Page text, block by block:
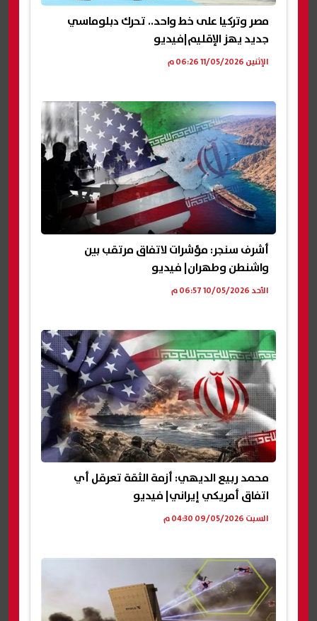
مصر وتركيا على خط واحد.. تحرك دبلوماسي
جديد يهز الإقليم|فيديو
الإثنين 11/05/2026 06:26 م
أشرف سنجر: مؤشرات لاتفاق مرتقب بين
واشنطن وطهران| فيديو
الأحد 10/05/2026 06:57 م
محمد ربيع الديهي: أزمة الثقة تعرقل أي
اتفاق أمريكي إيراني| فيديو
السبت 09/05/2026 04:30 م